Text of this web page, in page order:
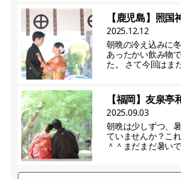
【鹿児島】照国
2025.12.12
朝晩の冷え込みに
あったかい飲み物
た。 さて今回はま
【福岡】友泉亭
2025.09.03
朝晩は少しずつ、
ていませんか？こ
＾＾まだまだ暑い